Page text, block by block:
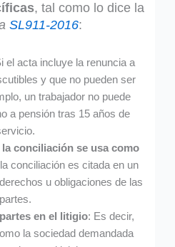
, tal como lo dice la
SL911-2016:
el acta incluye la renuncia a
y que no pueden ser
un trabajador no puede
a pensión tras 15 años de
conciliación se usa como
conciliación es citada en un
u obligaciones de las
partes.
en el litigio: Es decir,
la sociedad demandada